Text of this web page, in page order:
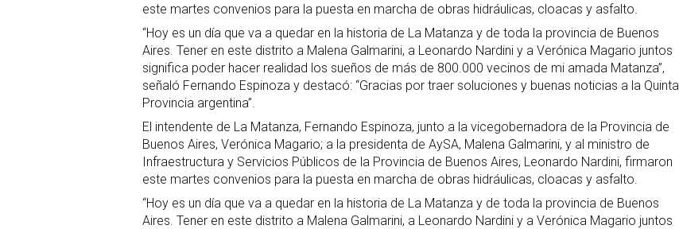
este martes convenios para la puesta en marcha de obras hidráulicas, cloacas y asfalto
“Hoy es un día que va a quedar en la historia de La Matanza y de toda la provincia de Buenos
Aires. Tener en este distrito a Malena Galmarini, a Leonardo Nardini y a Verónica Magario juntos
significa poder hacer realidad los sueños de más de 800.000 vecinos de mi amada Matanza”,
señaló Fernando Espinoza y destacó: “Gracias por traer soluciones y buenas noticias a la Quinta
Provincia argentina”.
El intendente de La Matanza, Fernando Espinoza, junto a la vicegobernadora de la Provincia de
Buenos Aires, Verónica Magario; a la presidenta de AySA, Malena Galmarini, y al ministro de
Infraestructura y Servicios Públicos de la Provincia de Buenos Aires, Leonardo Nardini, firmaron
este martes convenios para la puesta en marcha de obras hidráulicas, cloacas y asfalto.
“Hoy es un día que va a quedar en la historia de La Matanza y de toda la provincia de Buenos
Aires. Tener en este distrito a Malena Galmarini, a Leonardo Nardini y a Verónica Magario juntos